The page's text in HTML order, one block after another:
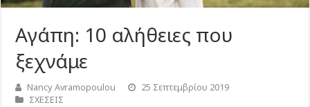
Αγάπη: 10 αλήθειες που
ξεχνάμε
Nancy Avramopoulou
25 Σεπτεμβρίου 2019
ΣΧΕΣΕΙΣ